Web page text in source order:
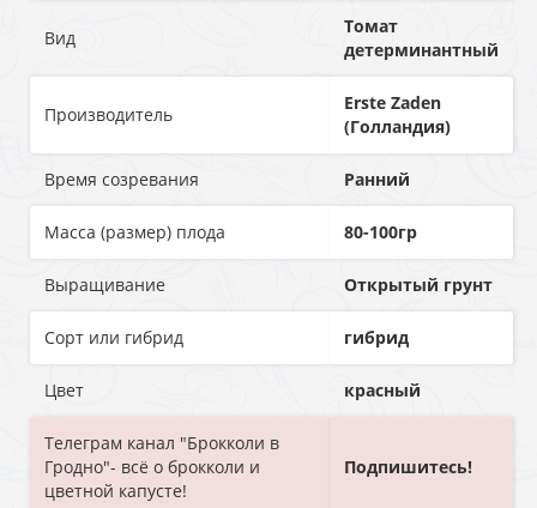
Вид
Томат
детерминантный
Производитель
Erste Zaden
(Голландия)
Время созревания Ранний
Масса (размер) плода 80-100гр
Выращивание Открытый грунт
Сорт или гибрид гибрид
Цвет красный
Телеграм канал "Брокколи в
Гродно"- всё о брокколи и
цветной капусте!
Подпишитесь!